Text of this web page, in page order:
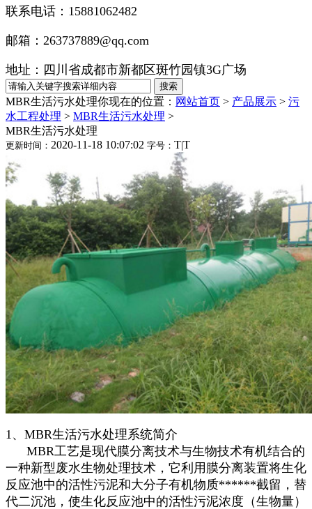
联系电话：15881062482
邮箱：263737889@qq.com
地址：四川省成都市新都区斑竹园镇3G广场
MBR生活污水处理你现在的位置： 网站首页 > 产品展示 > 污
水工程处理 > MBR生活污水处理 >
MBR生活污水处理
更新时间： 2020-11-18 10:07:02 字号： T|T
1、MBR生活污水处理系统简介
MBR工艺是现代膜分离技术与生物技术有机结合的
一种新型废水生物处理技术，它利用膜分离装置将生化
反应池中的活性污泥和大分子有机物质******截留，替
代二沉池，使生化反应池中的活性污泥浓度（生物量）